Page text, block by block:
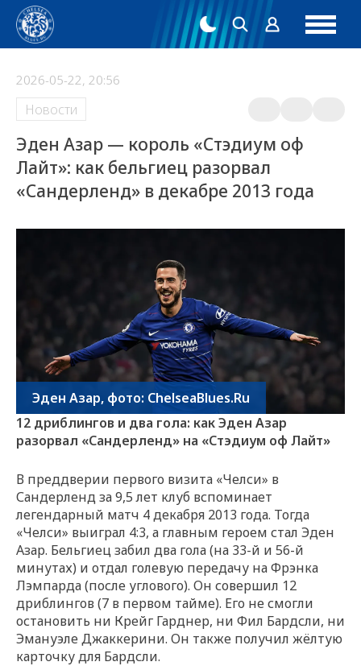
2026-05-22, 20:56
Новости
Эден Азар — король «Стэдиум оф
Лайт»: как бельгиец разорвал
«Сандерленд» в декабре 2013 года
Эден Азар, фото: ChelseaBlues.Ru
12 дриблингов и два гола: как Эден Азар
разорвал «Сандерленд» на «Стэдиум оф Лайт»
В преддверии первого визита «Челси» в
Сандерленд за 9,5 лет клуб вспоминает
легендарный матч 4 декабря 2013 года. Тогда
«Челси» выиграл 4:3, а главным героем стал Эден
Азар. Бельгиец забил два гола (на 33-й и 56-й
минутах) и отдал голевую передачу на Фрэнка
Лэмпарда (после углового). Он совершил 12
дриблингов (7 в первом тайме). Его не смогли
остановить ни Крейг Гарднер, ни Фил Бардсли, ни
Эмануэле Джаккерини. Он также получил жёлтую
карточку для Бардсли.